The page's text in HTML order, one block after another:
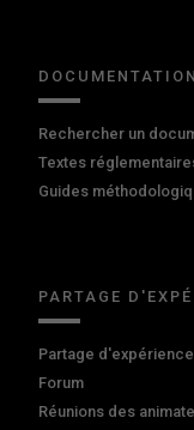
DOCUMENTATION
Rechercher un
Textes
Guides
PARTAGE
Partage
Forum
Réunions des